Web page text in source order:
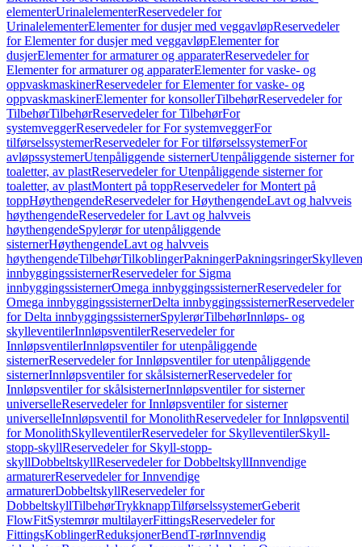
elementerUrinalelementerReservedeler for
UrinalelementerElementer for dusjer med veggavløpReservedeler
for Elementer for dusjer med veggavløpElementer for
dusjerElementer for armaturer og apparaterReservedeler for
Elementer for armaturer og apparaterElementer for vaske- og
oppvaskmaskinerReservedeler for Elementer for vaske- og
oppvaskmaskinerElementer for konsollerTilbehørReservedeler for
TilbehørTilbehørReservedeler for TilbehørFor
systemveggerReservedeler for For systemveggerFor
tilførselssystemerReservedeler for For tilførselssystemerFor
avløpssystemerUtenpåliggende sisternerUtenpåliggende sisterner for
toaletter, av plastReservedeler for Utenpåliggende sisterner for
toaletter, av plastMontert på toppReservedeler for Montert på
toppHøythengendeReservedeler for HøythengendeLavt og halvveis
høythengendeReservedeler for Lavt og halvveis
høythengendeSpylerør for utenpåliggende
sisternerHøythengendeLavt og halvveis
høythengendeTilbehørTilkoblingerPakningerPakningsringer
innbyggingssisternerReservedeler for Sigma
innbyggingssisternerOmega innbyggingssisternerReservedeler for
Omega innbyggingssisternerDelta innbyggingssisternerReservedeler
for Delta innbyggingssisternerSpylerørTilbehørInnløps- og
skylleventilerInnløpsventilerReservedeler for
InnløpsventilerInnløpsventiler for utenpåliggende
sisternerReservedeler for Innløpsventiler for utenpåliggende
sisternerInnløpsventiler for skålsisternerReservedeler for
Innløpsventiler for skålsisternerInnløpsventiler for sisterner
universelleReservedeler for Innløpsventiler for sisterner
universelleInnløpsventil for MonolithReservedeler for Innløpsventil
for MonolithSkylleventilerReservedeler for SkylleventilerSkyll-
stopp-skyllReservedeler for Skyll-stopp-
skyllDobbeltskyllReservedeler for DobbeltskyllInnvendige
armaturerReservedeler for Innvendige
armaturerDobbeltskyllReservedeler for
DobbeltskyllTilbehørTrykknappTilførselssystemerGeberit
FlowFitSystemrør multilayerFittingsReservedeler for
FittingsKoblingerReduksjonerBendT-rørInnvendig